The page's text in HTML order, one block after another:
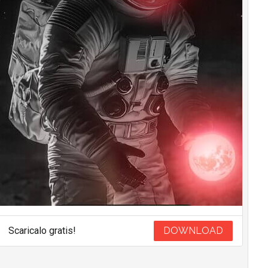
Scaricalo gratis! DOWNLOAD